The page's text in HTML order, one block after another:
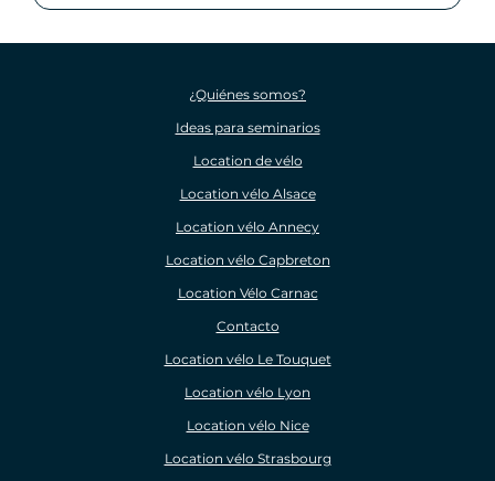
¿Quiénes somos?
Ideas para seminarios
Location de vélo
Location vélo Alsace
Location vélo Annecy
Location vélo Capbreton
Location Vélo Carnac
Contacto
Location vélo Le Touquet
Location vélo Lyon
Location vélo Nice
Location vélo Strasbourg